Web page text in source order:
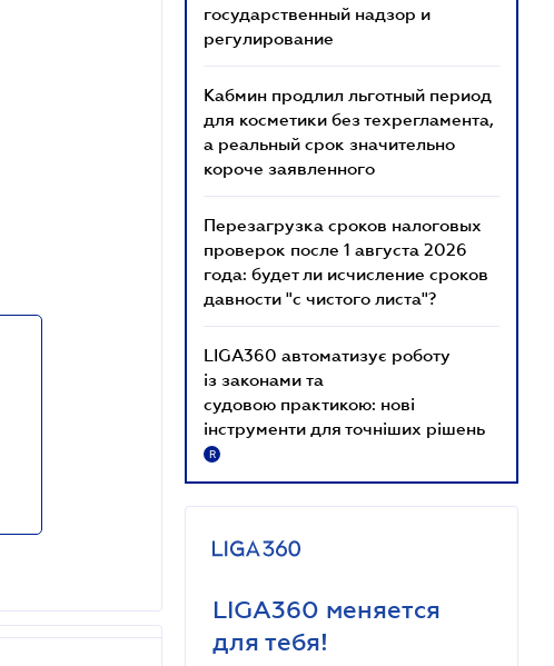
государственный надзор и
регулирование
Кабмин продлил льготный период
для косметики без техрегламента,
а реальный срок значительно
короче заявленного
Перезагрузка сроков налоговых
проверок после 1 августа 2026
года: будет ли исчисление сроков
давности "с чистого листа"?
LIGA360 автоматизує роботу
із законами та
судовою практикою: нові
інструменти для точніших рішень
R
LIGA360 меняется
для тебя!